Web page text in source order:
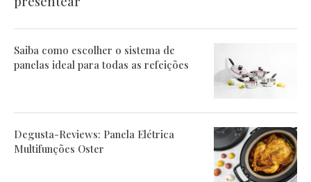
Saiba como escolher o sistema de
panelas ideal para todas as refeições
Degusta-Reviews: Panela Elétrica
Multifunções Oster